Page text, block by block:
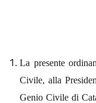
La presente
Civile, alla
Genio Civile di